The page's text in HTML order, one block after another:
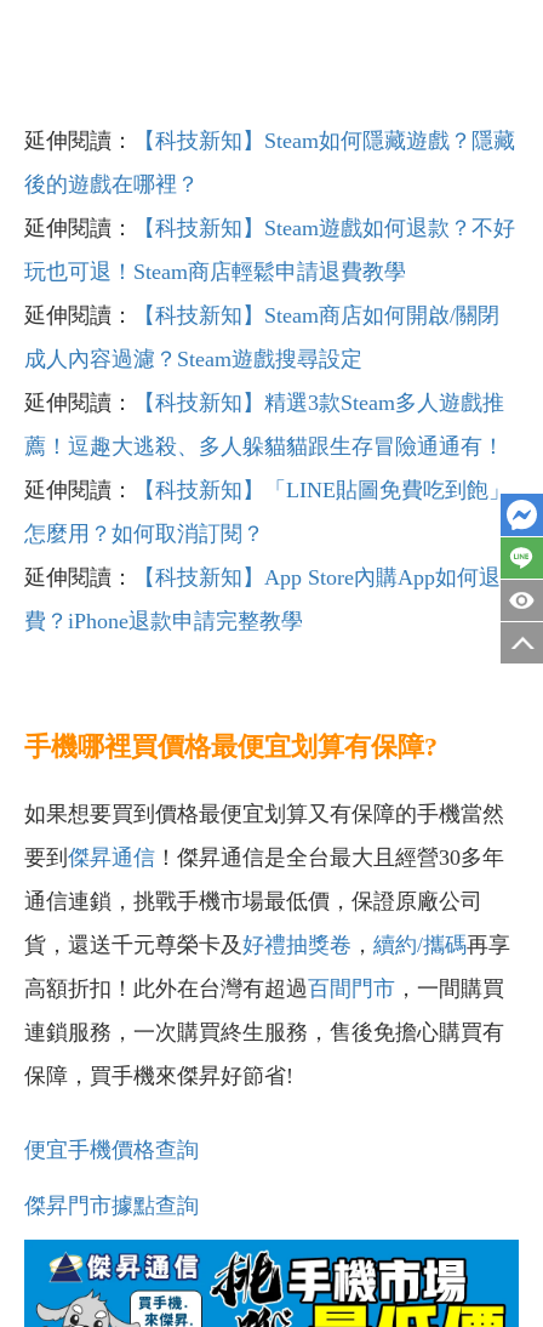
延伸閱讀：
【科技新知】Steam如何隱藏遊戲？隱藏
後的遊戲在哪裡？
延伸閱讀：
【科技新知】Steam遊戲如何退款？不好
玩也可退！Steam商店輕鬆申請退費教學
延伸閱讀：
【科技新知】Steam商店如何開啟/關閉
成人內容過濾？Steam遊戲搜尋設定
延伸閱讀：
【科技新知】精選3款Steam多人遊戲推
薦！逗趣大逃殺、多人躲貓貓跟生存冒險通通有！
延伸閱讀：
【科技新知】「LINE貼圖免費吃到飽」
怎麼用？如何取消訂閱？
延伸閱讀：
【科技新知】App Store內購App如何退
費？iPhone退款申請完整教學
手機哪裡買價格最便宜划算有保障?
如果想要買到價格最便宜划算又有保障的手機當然
要到 傑昇通信 ！傑昇通信是全台最大且經營30多年
通信連鎖，挑戰手機市場最低價，保證原廠公司
貨，還送千元尊榮卡及好禮抽獎卷 ， 續約/攜碼再享
高額折扣！此外在台灣有超過百間門市 ，一間購買
連鎖服務，一次購買終生服務，售後免擔心購買有
保障，買手機來傑昇好節省!
便宜手機價格查詢
傑昇門市據點查詢